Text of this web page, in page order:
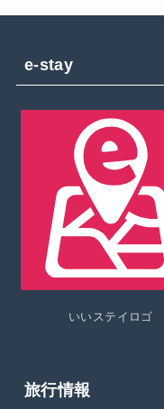
e-stay
いいステイロゴ
旅行情報